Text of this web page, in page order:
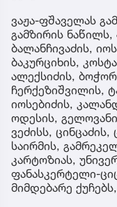
ვაჟა-ფშაველას
გამზირის
ბალანჩივაძის,
ბაკურციხის,
ალექსიძის,
ჩერქეზიშვილის,
იოსებიძის,
ოდესის,
ვეძისს,
საირმის,
კარტოზიას,
ფანასკერტელი-
მიმდებარე